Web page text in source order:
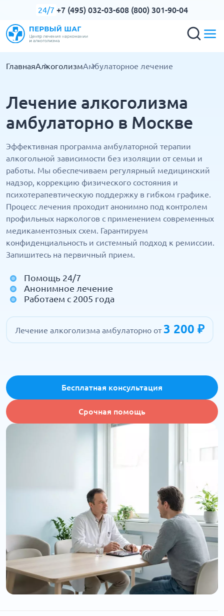
24/7 +7 (495) 032-03-608 (800) 301-90-04
ГлавнаяАлкоголизмАмбулаторное лечение
Лечение алкоголизма
амбулаторно в Москве
Эффективная программа амбулаторной терапии
алкогольной зависимости без изоляции от семьи и
работы. Мы обеспечиваем регулярный медицинский
надзор, коррекцию физического состояния и
психотерапевтическую поддержку в гибком графике.
Процесс лечения проходит анонимно под контролем
профильных наркологов с применением современных
медикаментозных схем. Гарантируем
конфиденциальность и системный подход к ремиссии.
Запишитесь на первичный прием.
Помощь 24/7
Анонимное лечение
Работаем с 2005 года
Лечение алкоголизма амбулаторно от3 200 ₽
Бесплатная консультация
Срочная помощь